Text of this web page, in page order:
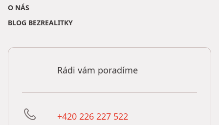
O NÁS
BLOG BEZREALITKY
Rádi vám poradíme
+420 226 227 522